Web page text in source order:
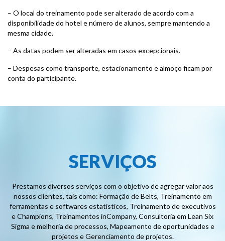
– O local do treinamento pode ser alterado de acordo com a
disponibilidade do hotel e número de alunos, sempre mantendo a
mesma cidade.
– As datas podem ser alteradas em casos excepcionais.
– Despesas como transporte, estacionamento e almoço ficam por
conta do participante.
SERVIÇOS
Prestamos diversos serviços com o objetivo de agregar valor aos
nossos clientes, tais como: Formação de Belts, Treinamento em
ferramentas e softwares estatisticos, Treinamento de executivos
e Champions, Treinamentos inCompany, Consultoria em Lean Six
Sigma e melhoria de processos, Mapeamento de oportunidades e
projetos e Gerenciamento de projetos.